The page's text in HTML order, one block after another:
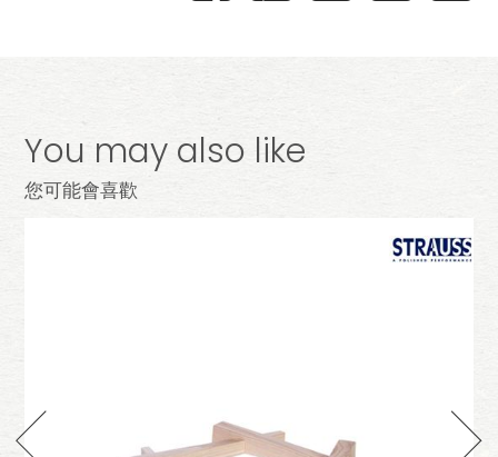
You may also like
您可能會喜歡